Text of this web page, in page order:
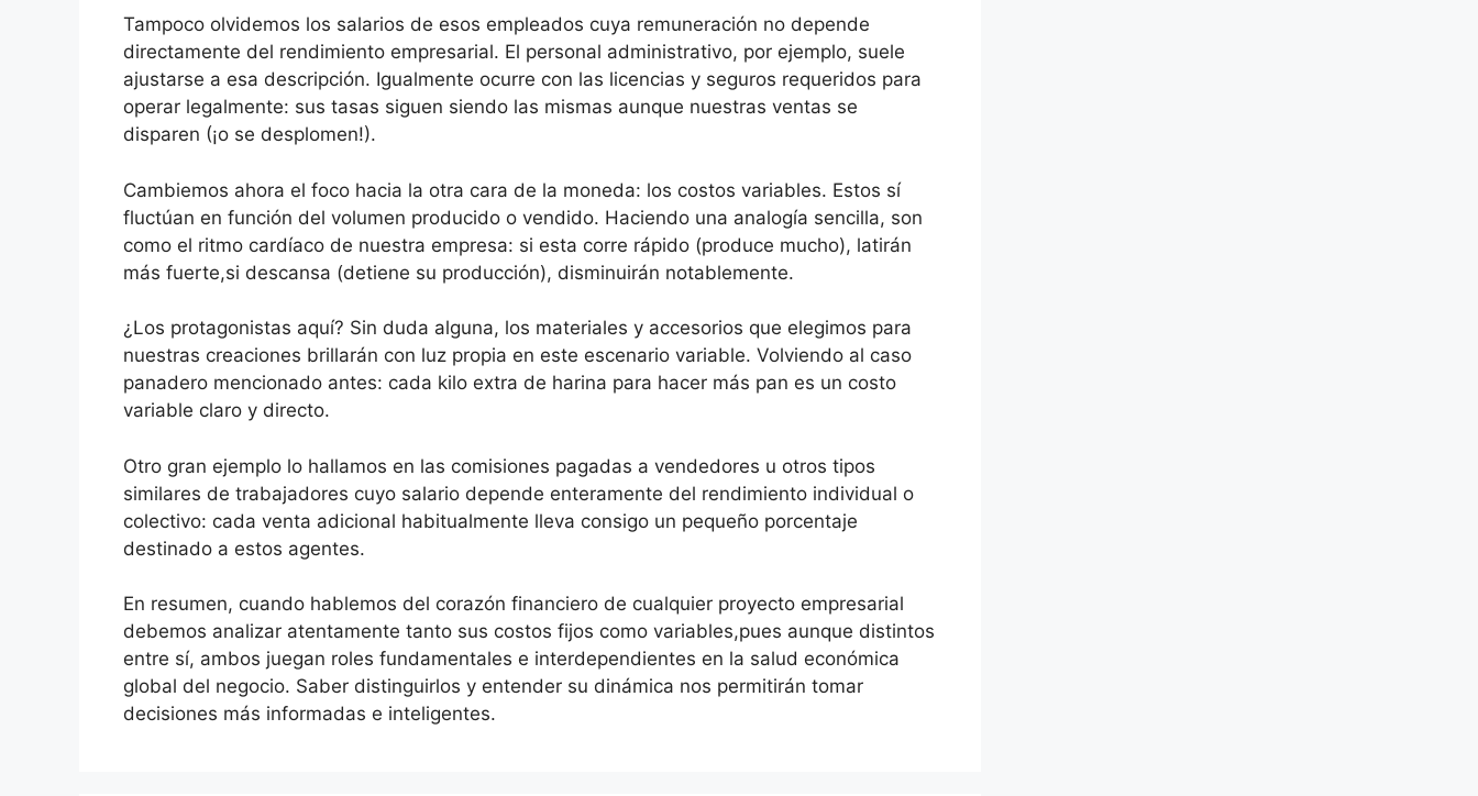
Tampoco olvidemos los salarios de esos empleados cuya remuneración no depende
directamente del rendimiento empresarial. El personal administrativo, por ejemplo, suele
ajustarse a esa descripción. Igualmente ocurre con las licencias y seguros requeridos para
operar legalmente: sus tasas siguen siendo las mismas aunque nuestras ventas se
disparen (¡o se desplomen!).
Cambiemos ahora el foco hacia la otra cara de la moneda: los costos variables. Estos sí
fluctúan en función del volumen producido o vendido. Haciendo una analogía sencilla, son
como el ritmo cardíaco de nuestra empresa: si esta corre rápido (produce mucho), latirán
más fuerte,si descansa (detiene su producción), disminuirán notablemente.
¿Los protagonistas aquí? Sin duda alguna, los materiales y accesorios que elegimos para
nuestras creaciones brillarán con luz propia en este escenario variable. Volviendo al caso
panadero mencionado antes: cada kilo extra de harina para hacer más pan es un costo
variable claro y directo.
Otro gran ejemplo lo hallamos en las comisiones pagadas a vendedores u otros tipos
similares de trabajadores cuyo salario depende enteramente del rendimiento individual o
colectivo: cada venta adicional habitualmente lleva consigo un pequeño porcentaje
destinado a estos agentes.
En resumen, cuando hablemos del corazón financiero de cualquier proyecto empresarial
debemos analizar atentamente tanto sus costos fijos como variables,pues aunque distintos
entre sí, ambos juegan roles fundamentales e interdependientes en la salud económica
global del negocio. Saber distinguirlos y entender su dinámica nos permitirán tomar
decisiones más informadas e inteligentes.